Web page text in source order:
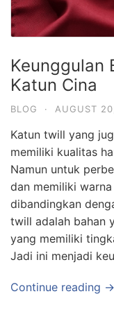
Keunggulan
Katun Cina
BLOG · AUGUST
Katun twill yang
memiliki kualitas
Namun untuk
dan memiliki
dibandingkan
twill adalah bahan
yang memiliki
Jadi ini menjadi
Continue reading →